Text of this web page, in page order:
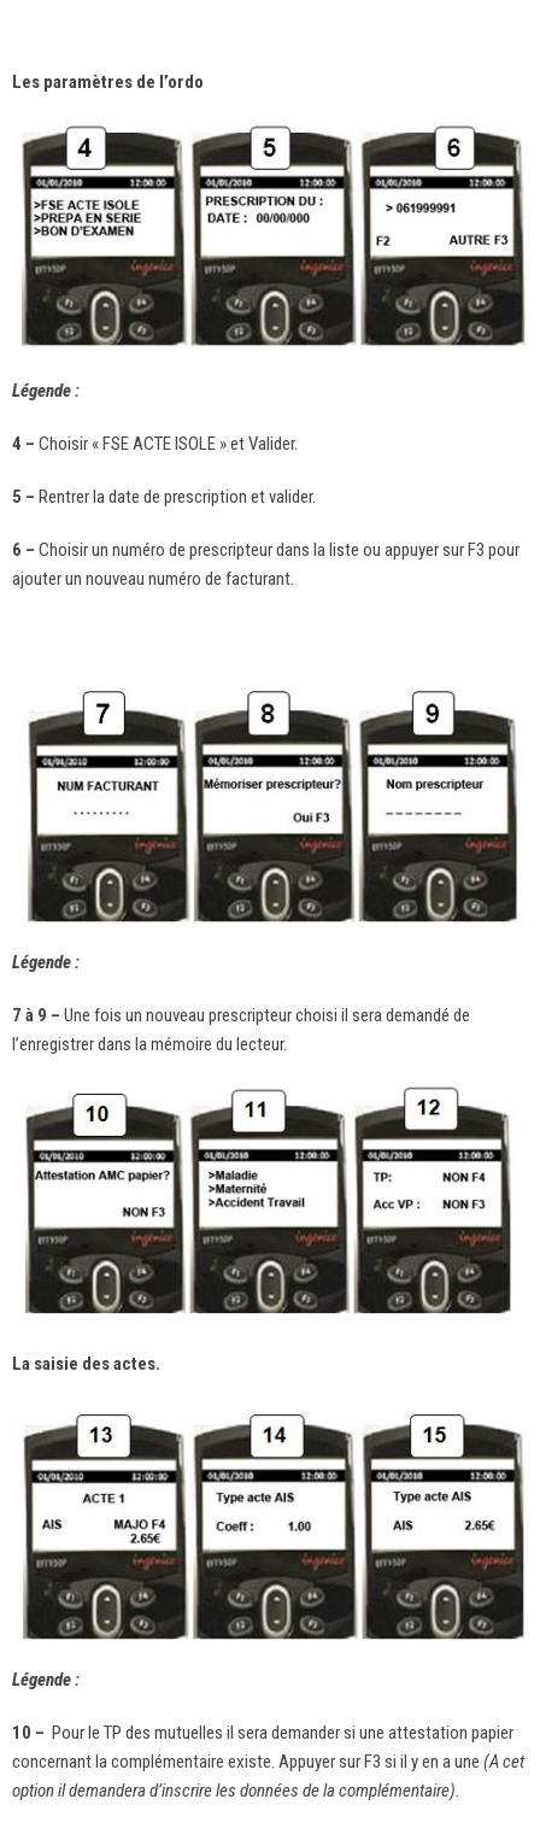
Les paramètres de l’ordo
Légende :
4 – Choisir « FSE ACTE ISOLE » et Valider.
5 – Rentrer la date de prescription et valider.
6 – Choisir un numéro de prescripteur dans la liste ou appuyer sur F3 pour
ajouter un nouveau numéro de facturant.
Légende :
7 à 9 – Une fois un nouveau prescripteur choisi il sera demandé de
l’enregistrer dans la mémoire du lecteur.
La saisie des actes.
Légende :
10 – Pour le TP des mutuelles il sera demander si une attestation papier
concernant la complémentaire existe. Appuyer sur F3 si il y en a une (A cet
option il demandera d’inscrire les données de la complémentaire).